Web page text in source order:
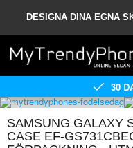
DESIGNA DINA EGNA
30
SAMSUNG GALAXY
CASE EF-